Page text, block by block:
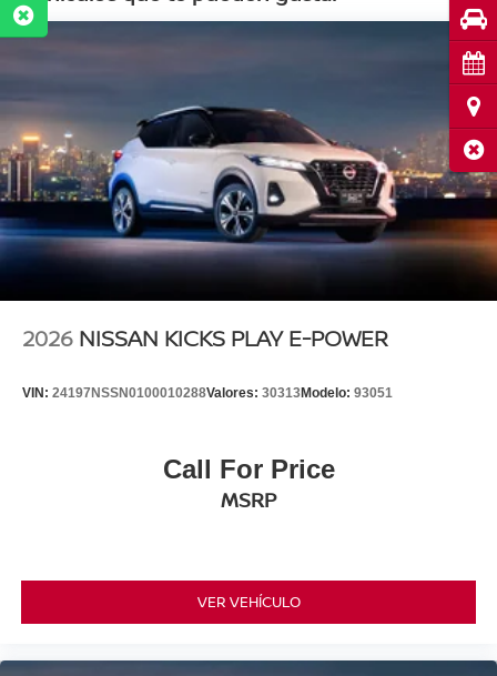
2026 NISSAN KICKS PLAY E-POWER
VIN: 24197NSSN0100010288Valores: 30313Modelo: 93051
Call For Price
MSRP
VER VEHÍCULO